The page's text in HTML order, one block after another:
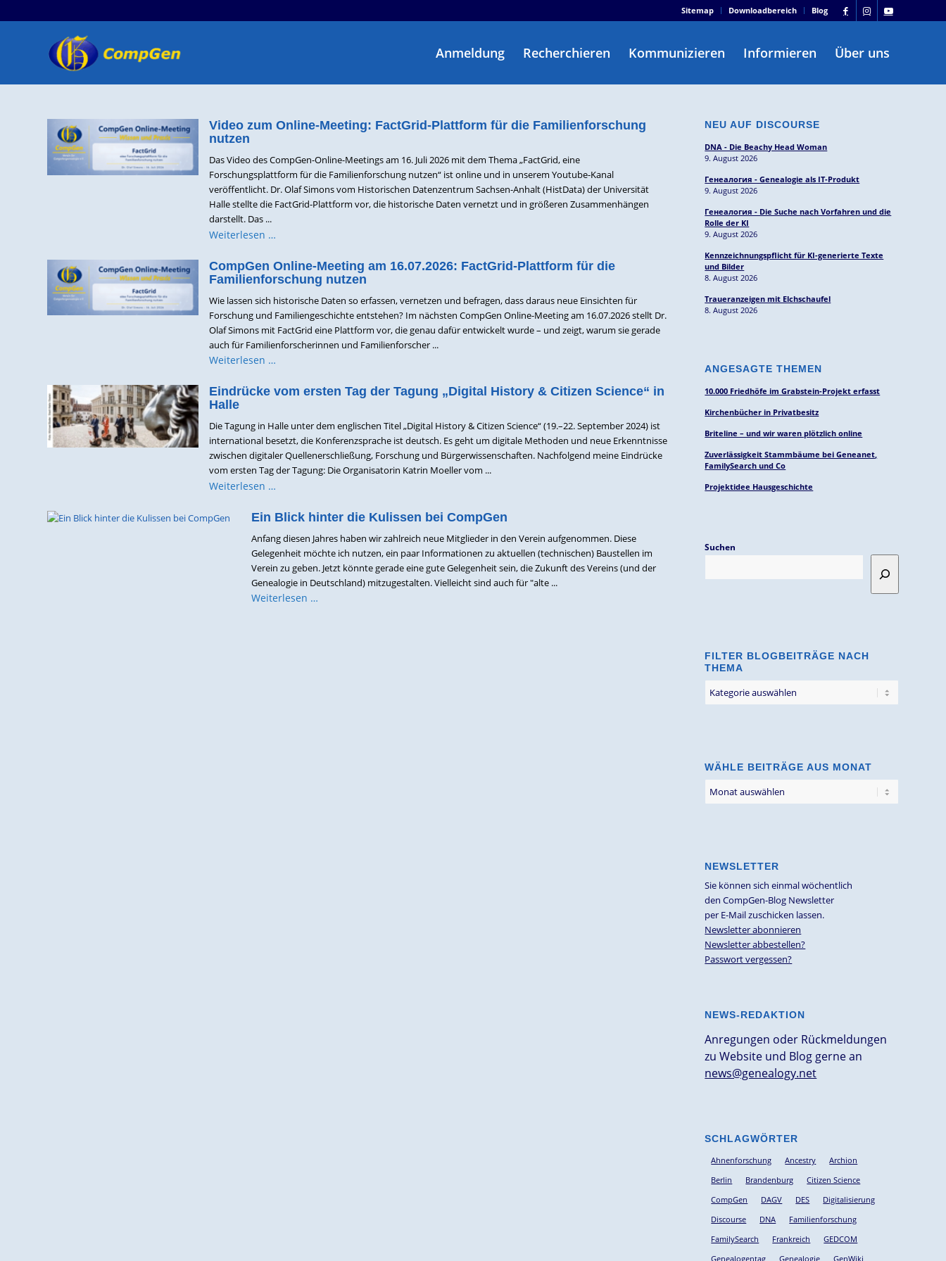
Sitemap Downloadbereich Blog
Anmeldung Recherchieren Kommunizieren Informieren Über uns
Video zum Online-Meeting: FactGrid-Plattform für die Familienforschung
nutzen
Das Video des CompGen-Online-Meetings am 16. Juli 2026 mit dem Thema „FactGrid, eine
Forschungsplattform für die Familienforschung nutzen“ ist online und in unserem Youtube-Kanal
veröffentlicht. Dr. Olaf Simons vom Historischen Datenzentrum Sachsen-Anhalt (HistData) der Universität
Halle stellte die FactGrid-Plattform vor, die historische Daten vernetzt und in größeren Zusammenhängen
darstellt. Das ...
Weiterlesen …
CompGen Online-Meeting am 16.07.2026: FactGrid-Plattform für die
Familienforschung nutzen
Wie lassen sich historische Daten so erfassen, vernetzen und befragen, dass daraus neue Einsichten für
Forschung und Familiengeschichte entstehen? Im nächsten CompGen Online-Meeting am 16.07.2026 stellt Dr.
Olaf Simons mit FactGrid eine Plattform vor, die genau dafür entwickelt wurde – und zeigt, warum sie gerade
auch für Familienforscherinnen und Familienforscher ...
Weiterlesen …
Eindrücke vom ersten Tag der Tagung „Digital History & Citizen Science“ in
Halle
Die Tagung in Halle unter dem englischen Titel „Digital History & Citizen Science“ (19.–22. September 2024) ist
international besetzt, die Konferenzsprache ist deutsch. Es geht um digitale Methoden und neue Erkenntnisse
zwischen digitaler Quellenerschließung, Forschung und Bürgerwissenschaften. Nachfolgend meine Eindrücke
vom ersten Tag der Tagung: Die Organisatorin Katrin Moeller vom ...
Weiterlesen …
Ein Blick hinter die Kulissen bei CompGen
Anfang diesen Jahres haben wir zahlreich neue Mitglieder in den Verein aufgenommen. Diese
Gelegenheit möchte ich nutzen, ein paar Informationen zu aktuellen (technischen) Baustellen im
Verein zu geben. Jetzt könnte gerade eine gute Gelegenheit sein, die Zukunft des Vereins (und der
Genealogie in Deutschland) mitzugestalten. Vielleicht sind auch für "alte ...
Weiterlesen …
NEU AUF DISCOURSE
DNA - Die Beachy Head Woman
9. August 2026
Генеалогия - Genealogie als IT-Produkt
9. August 2026
Генеалогия - Die Suche nach Vorfahren und die
Rolle der KI
9. August 2026
Kennzeichnungspflicht für KI-generierte Texte
und Bilder
8. August 2026
Traueranzeigen mit Elchschaufel
8. August 2026
ANGESAGTE THEMEN
10.000 Friedhöfe im Grabstein-Projekt erfasst
Kirchenbücher in Privatbesitz
Briteline – und wir waren plötzlich online
Zuverlässigkeit Stammbäume bei Geneanet,
FamilySearch und Co
Projektidee Hausgeschichte
Suchen
FILTER BLOGBEITRÄGE NACH
THEMA
Blogbeiträge
WÄHLE BEITRÄGE AUS MONAT
NEWSLETTER
Sie können sich einmal wöchentlich
den CompGen-Blog Newsletter
per E-Mail zuschicken lassen.
Newsletter abonnieren
Newsletter abbestellen?
Passwort vergessen?
NEWS-REDAKTION
Anregungen oder Rückmeldungen
zu Website und Blog gerne an
news@genealogy.net
SCHLAGWÖRTER
Ahnenforschung Ancestry
Archion
Berlin
Brandenburg
Citizen Science
CompGen
DAGV DES
Digitalisierung
Discourse
DNA
Familienforschung
FamilySearch
Frankreich
GEDCOM
Genealogentag
Genealogie
GenWiki